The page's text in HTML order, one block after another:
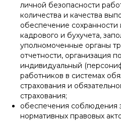
личной безопасности
количества и качества
обеспечение
кадрового и бухучета,
уполномоченные органы
отчетности, организация
индивидуальный
работников в системах
страхования и
страхования;
обеспечения соблюдения
нормативных правовых